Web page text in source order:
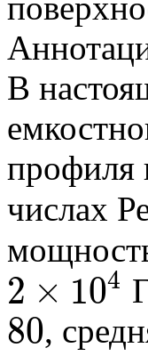
В
профиля
числах
2 × 104
2×10 4
80
80
,